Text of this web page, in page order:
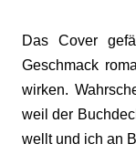
Das Cover
Geschmack
wirken.
weil der
wellt und ich an